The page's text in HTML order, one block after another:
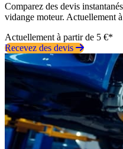
Comparez des devis
vidange moteur. Actuellement
Actuellement à partir de 5 €*
Recevez des devis